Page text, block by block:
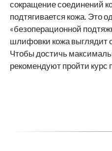
сокращение соединений
подтягивается кожа. Это
«безоперационной
шлифовки кожа выглядит
Чтобы достичь
рекомендуют пройти курс